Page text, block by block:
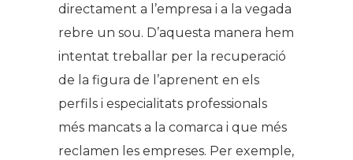
directament a l’empresa i a la vegada
rebre un sou. D’aquesta manera hem
intentat treballar per la recuperació
de la figura de l’aprenent en els
perfils i especialitats professionals
més mancats a la comarca i que més
reclamen les empreses. Per exemple,